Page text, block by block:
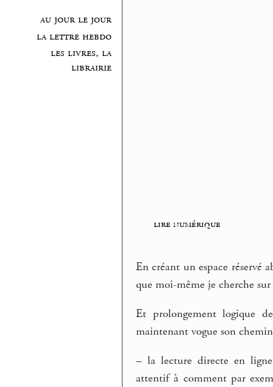
au jour le jour
la lettre hebdo
les livres, la
librairie
lire numérique
En créant un espace réservé
que moi-même je cherche
Et prolongement logique
maintenant vogue son
– la lecture directe en
attentif à comment par